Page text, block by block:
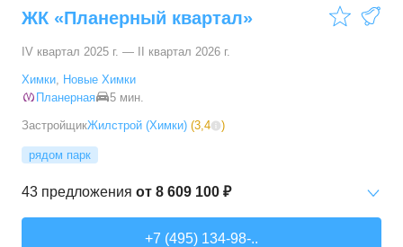
ЖК «Планерный квартал»
IV квартал 2025 г. — II квартал 2026 г.
Химки, Новые Химки
Планерная
5 мин.
ЗастройщикЖилстрой (Химки) (3,4 )
рядом парк
43 предложения от 8 609 100 ₽
+7 (495) 134-98-..